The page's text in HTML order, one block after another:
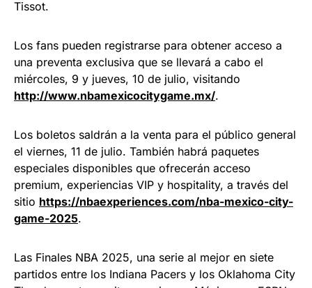
Tissot.
Los fans pueden registrarse para obtener acceso a
una preventa exclusiva que se llevará a cabo el
miércoles, 9 y jueves, 10 de julio, visitando
http://www.nbamexicocitygame.mx/.
Los boletos saldrán a la venta para el público general
el viernes, 11 de julio. También habrá paquetes
especiales disponibles que ofrecerán acceso
premium, experiencias VIP y hospitality, a través del
sitio https://nbaexperiences.com/nba-mexico-city-
game-2025.
Las Finales NBA 2025, una serie al mejor en siete
partidos entre los Indiana Pacers y los Oklahoma City